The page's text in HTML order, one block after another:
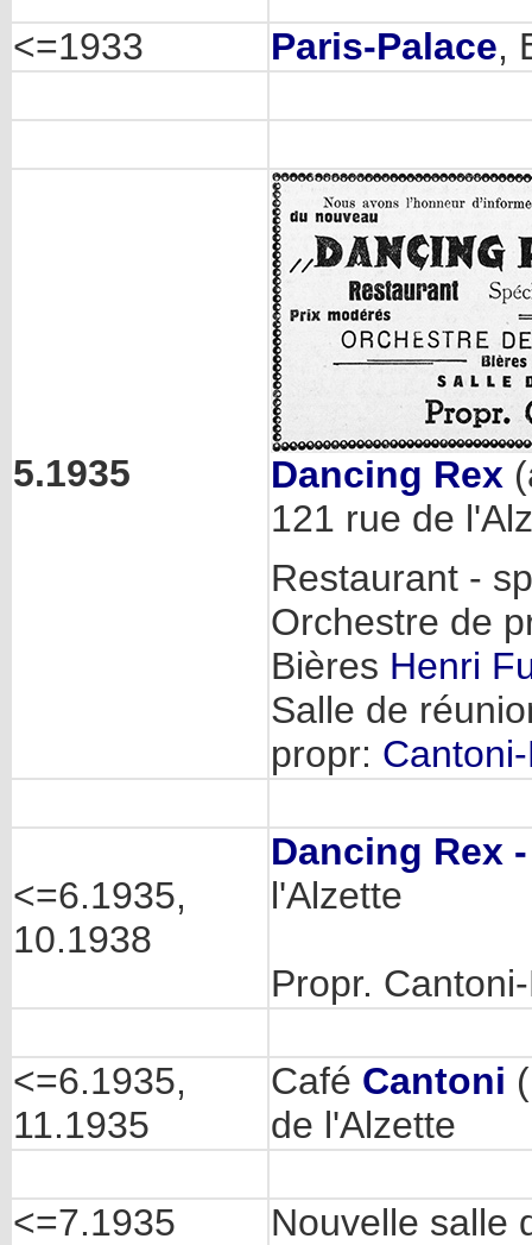
<=1933 Paris-Palace,
5.1935 Dancing Rex
121 rue de
Restaurant -
Orchestre de
Bières Henri
Salle de
propr:
<=6.1935,
10.1938
Dancing Rex
l'Alzette
Propr.
<=6.1935,
11.1935
Café Cantoni (
de l'Alzette
<=7.1935 Nouvelle salle